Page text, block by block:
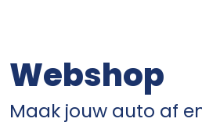
Webshop
Maak jouw auto af